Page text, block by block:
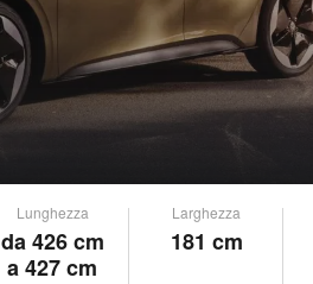
Lunghezza
da 426 cm
a 427 cm
Larghezza
181 cm